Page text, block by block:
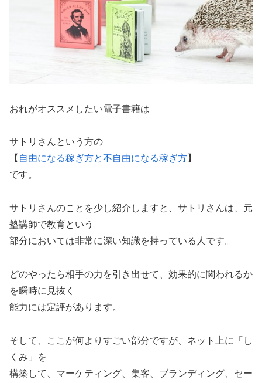
おれがオススメしたい電子書籍は
サトリさんという方の
【 自由になる稼ぎ方と不自由になる稼ぎ方】
です。
サトリさんのことを少し紹介しますと、サトリさんは、元
塾講師で教育という
部分においては非常に深い知識を持っている人です。
どのやったら相手の力を引き出せて、効果的に関われるか
を瞬時に見抜く
能力には定評があります。
そして、ここが何よりすごい部分ですが、ネット上に「し
くみ」を
構築して、マーケティング、集客、ブランディング、セー